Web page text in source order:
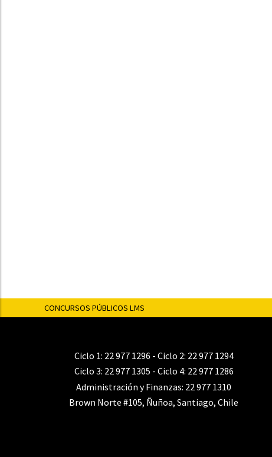
CONCURSOS PÚBLICOS LMS
Ciclo 1: 22 977 1296 - Ciclo 2: 22 977 1294
Ciclo 3: 22 977 1305 - Ciclo 4: 22 977 1286
Administración y Finanzas: 22 977 1310
Brown Norte #105, Ñuñoa, Santiago, Chile